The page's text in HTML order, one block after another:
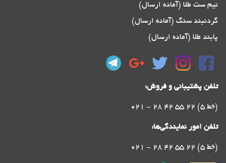
نیم ست طلا (آماده ارسال)
گردنبند سنگ (آماده ارسال)
پابند طلا (آماده ارسال)
تلفن پشتیبانی و فروش:
021 - 28 42 55 22 (5 خط)
تلفن امور نمایندگی‌ها:
021 - 28 42 55 22 (5 خط)